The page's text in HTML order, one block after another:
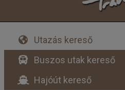
Utazás kereső
Buszos utak kereső
Hajóút kereső